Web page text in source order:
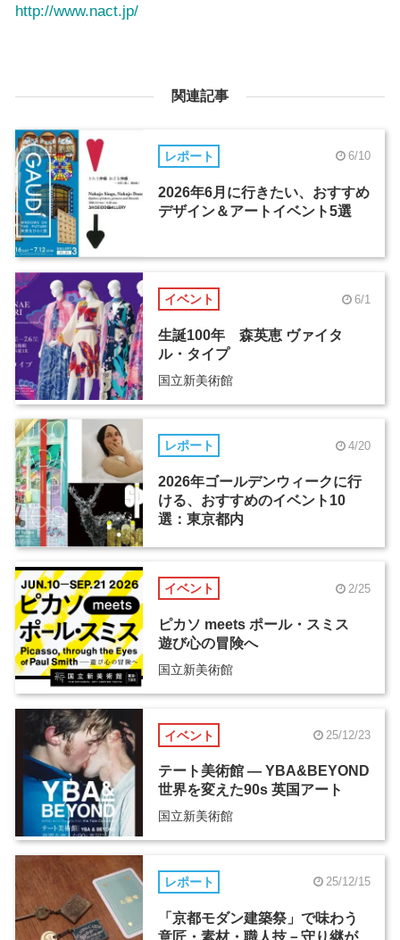
http://www.nact.jp/
関連記事
レポート 6/10
2026年6月に行きたい、おすすめ
デザイン＆アートイベント5選
イベント 6/1
生誕100年 森英恵 ヴァイタ
ル・タイプ
国立新美術館
レポート 4/20
2026年ゴールデンウィークに行
ける、おすすめのイベント10
選：東京都内
イベント 2/25
ピカソ meets ポール・スミス
遊び心の冒険へ
国立新美術館
イベント 25/12/23
テート美術館 ― YBA&BEYOND
世界を変えた90s 英国アート
国立新美術館
レポート 25/12/15
「京都モダン建築祭」で味わう
意匠・素材・職人技－守り継が